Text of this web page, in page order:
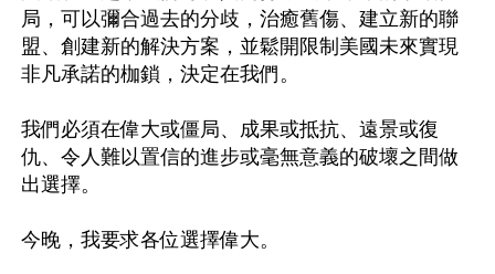
局，可以彌合過去的分歧，治癒舊傷、建立新的聯
盟、創建新的解決方案，並鬆開限制美國未來實現
非凡承諾的枷鎖，決定在我們。
我們必須在偉大或僵局、成果或抵抗、遠景或復
仇、令人難以置信的進步或毫無意義的破壞之間做
出選擇。
今晚，我要求各位選擇偉大。